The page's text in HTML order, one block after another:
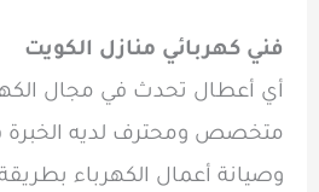
فني كهربائي منازل الكويت
أي أعطال تحدث في مجال
متخصص ومحترف لديه الخبرة
وصيانة أعمال الكهرباء